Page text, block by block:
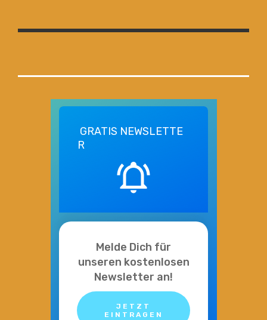
GRATIS NEWSLETTE
R
Melde Dich für
unseren kostenlosen
Newsletter an!
JETZT
EINTRAGEN